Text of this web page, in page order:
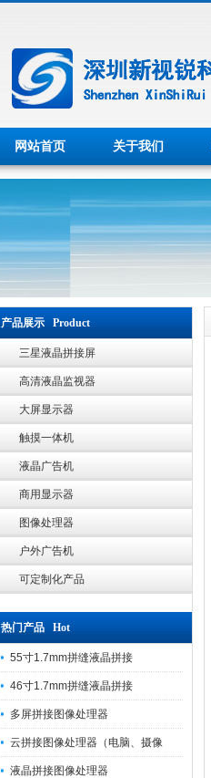
网站首页 关于我们
产品展示 Product
三星液晶拼接屏
高清液晶监视器
大屏显示器
触摸一体机
液晶广告机
商用显示器
图像处理器
户外广告机
可定制化产品
热门产品 Hot
55寸1.7mm拼缝液晶拼接
46寸1.7mm拼缝液晶拼接
多屏拼接图像处理器
云拼接图像处理器（电脑、摄像
液晶拼接图像处理器